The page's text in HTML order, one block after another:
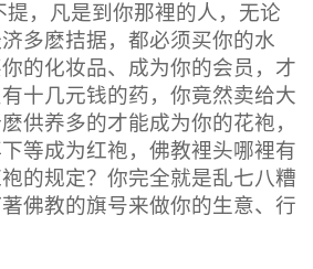
，凡是到你那裡的人，无论
多麽拮据，都必须买你的水
的化妆品、成为你的会员，才
十几元钱的药，你竟然卖给大
供养多的才能成为你的花袍，
等成为红袍，佛教裡头哪裡有
的规定？你完全就是乱七八糟
佛教的旗号来做你的生意、行